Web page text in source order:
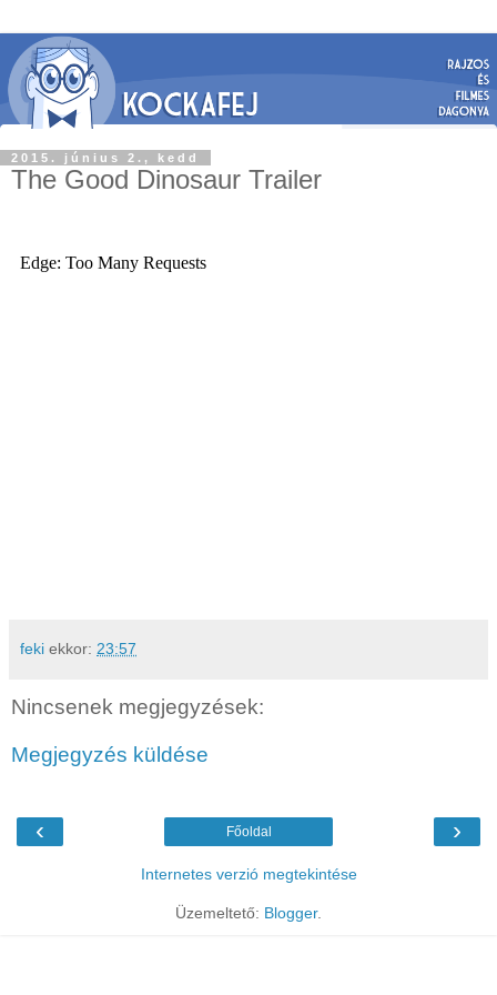
2015. június 2., kedd
The Good Dinosaur Trailer
feki ekkor: 23:57
Nincsenek megjegyzések:
Megjegyzés küldése
‹ ›
Főoldal
Internetes verzió megtekintése
Üzemeltető: Blogger.